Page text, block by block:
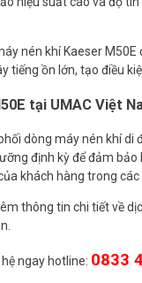
nén khí Kaeser
tiếng ồn lớn, tạo điều
tại UMAC Việt
dòng máy nén khí
định kỳ để đảm
khách hàng trong các
thông tin chi tiết về
hệ ngay hotline: 0833